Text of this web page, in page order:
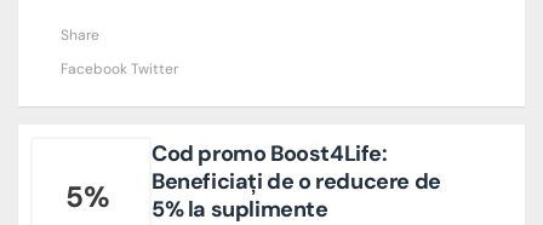
Share
FacebookTwitter
5%
Cod promo Boost4Life:
Beneficiați de o reducere de
5% la suplimente